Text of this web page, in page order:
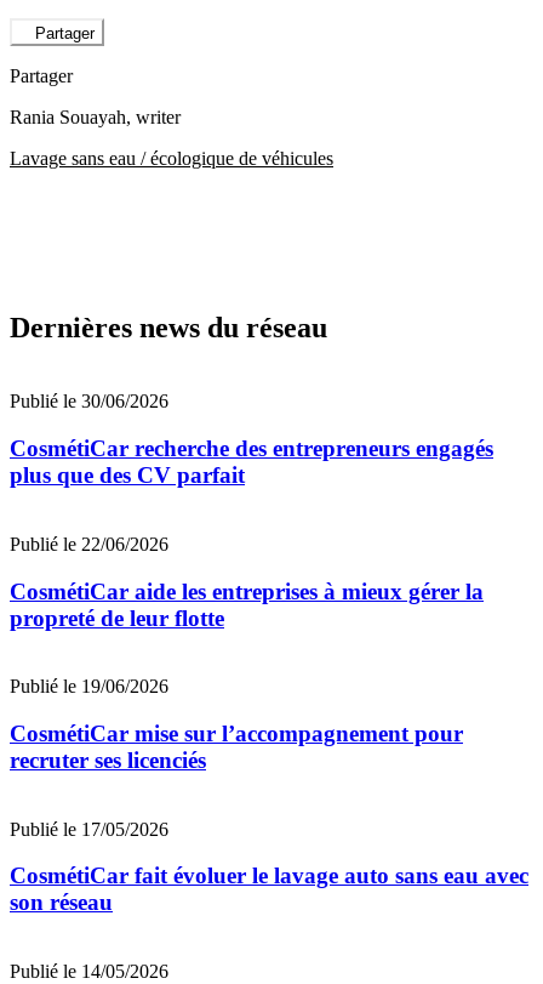
Partager
Partager
Rania Souayah, writer
Lavage sans eau / écologique de véhicules
Dernières news du réseau
Publié le 30/06/2026
CosmétiCar recherche des entrepreneurs engagés
plus que des CV parfait
Publié le 22/06/2026
CosmétiCar aide les entreprises à mieux gérer la
propreté de leur flotte
Publié le 19/06/2026
CosmétiCar mise sur l’accompagnement pour
recruter ses licenciés
Publié le 17/05/2026
CosmétiCar fait évoluer le lavage auto sans eau avec
son réseau
Publié le 14/05/2026